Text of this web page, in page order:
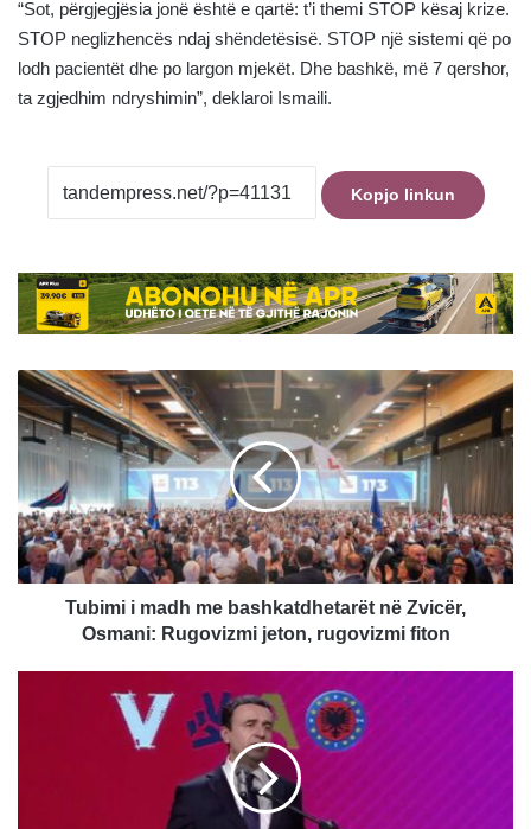
“Sot, përgjegjësia jonë është e qartë: t’i themi STOP kësaj krize.
STOP neglizhencës ndaj shëndetësisë. STOP një sistemi që po
lodh pacientët dhe po largon mjekët. Dhe bashkë, më 7 qershor,
ta zgjedhim ndryshimin”, deklaroi Ismaili.
Kopjo linkun
Tubimi
i
madh
me
bashkatdhetarët
në
Zvicër,
Osmani:
Rugovizmi
rugovizmi
Tubimi i madh me bashkatdhetarët në Zvicër,
Osmani: Rugovizmi jeton, rugovizmi fiton